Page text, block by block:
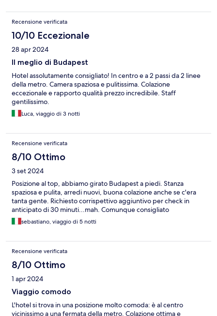
Recensione verificata
10/10 Eccezionale
28 apr 2024
Il meglio di Budapest
Hotel assolutamente consigliato! In centro e a 2 passi da 2 linee
della metro. Camera spaziosa e pulitissima. Colazione
eccezionale e rapporto qualità prezzo incredibile. Staff
gentilissimo.
Luca, viaggio di 3 notti
Recensione verificata
8/10 Ottimo
3 set 2024
Posizione al top, abbiamo girato Budapest a piedi. Stanza
spaziosa e pulita, arredi nuovi, buona colazione anche se c'era
tanta gente. Richiesto corrispettivo aggiuntivo per check in
anticipato di 30 minuti...mah. Comunque consigliato
sebastiano, viaggio di 5 notti
Recensione verificata
8/10 Ottimo
1 apr 2024
Viaggio comodo
L'hotel si trova in una posizione molto comoda: è al centro
vicinissimo a una fermata della metro. Colazione ottima e